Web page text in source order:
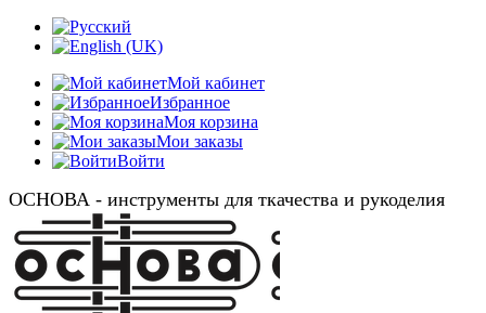
Мой кабинет
Избранное
Моя корзина
Мои заказы
Войти
ОСНОВА - инструменты для ткачества и рукоделия